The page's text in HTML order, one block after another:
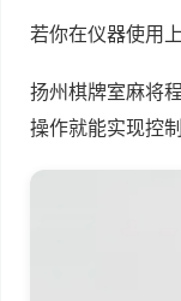
若你在仪器使用
扬州棋牌室麻将
操作就能实现控